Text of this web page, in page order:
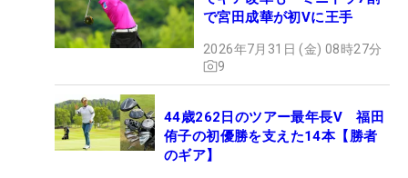
で宮田成華が初Vに王手
2026年7月31日 (金) 08時27分
9
44歳262日のツアー最年長V 福田
侑子の初優勝を支えた14本【勝者
のギア】